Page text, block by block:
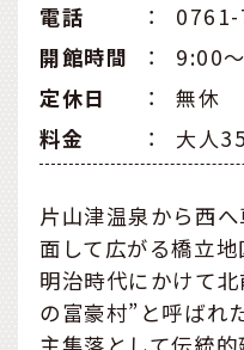
電話
：
開館時間
：
9:00
定休⽇
：
無休
料金
： 大人
片山津温泉から西
面して広がる橋立
明治時代にかけて
の富豪村”と呼ばれ